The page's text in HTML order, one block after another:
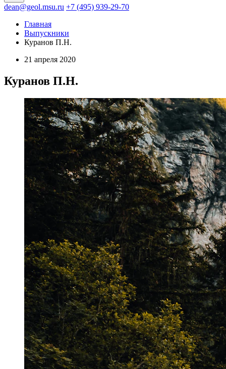
dean@geol.msu.ru +7 (495) 939-29-70
Главная
Выпускники
Куранов П.Н.
21 апреля 2020
Куранов П.Н.